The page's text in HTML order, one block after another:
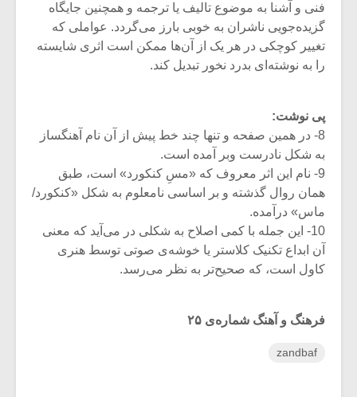
فنی و آشنا به موضوع تالیف یا ترجمه و همچنین جایگاه
گزیده‌جویی ناشران به خوبی بارز می‌گردد. عواملی که
تغییر کوچکی در هر یک از آن‌ها ممکن است اثری شایسته
را به نوشته‌ای بدرد نخور تبدیل کند.
پی نوشت:
8- در همین صفحه و تنها چند خط پیش از آن نام آهنگساز
به شکل نادرست وبر آمده است.
9- نام این اثر معروف که «مسِ کنکورد» است، طبق
همان روال گذشته و بر اساسی نامعلوم به شکل «کنکورد/
ماس» درآمده.
10- این جمله با کمی اصلاح به شکلی در می‌آید که معنی
آن ابداع تکنیک کلاستر یا خوشه‌ی صوتی توسط هنری
کاول است، که صحیح‌تر به نظر می‌رسد.
فرهنگ و آهنگ شماره‌ی ۲۵
zandbaf